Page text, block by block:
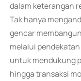
dalam keterangan
Tak hanya
gencar
melalui
untuk mendukung
hingga transaksi